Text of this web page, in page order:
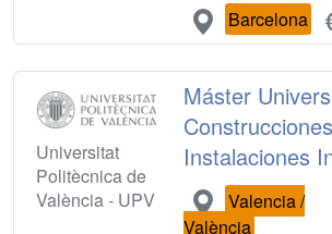
Barcelona
Universitat
Politècnica de
València - UPV
Máster
Instalaciones
Valencia /
València